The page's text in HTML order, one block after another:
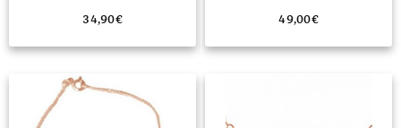
PERIDOT
34,90€ 49,00€